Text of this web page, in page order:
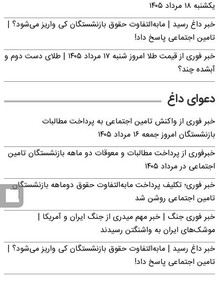
یکشنبه ۱۸ مرداد ۱۴۰۵
خبر داغ رسید | مابه‌التفاوت حقوق بازنشستگان کی واریز می‌شود؟ |
تامین اجتماعی پاسخ داد!
خبر فوری از قیمت طلا امروز شنبه ۱۷ مرداد ۱۴۰۵ | طلای دست دوم و
آبشده چند؟
دعوای داغ
خبر فوری از واکنش تامین اجتماعی به پرداخت مطالبات
بازنشستگان امروز جمعه ۱۶ مرداد ۱۴۰۵
خبرفوری از پرداخت مطالبات و معوقات دو ماهه بازنشستگان تامین
اجتماعی در مرداد ۱۴۰۵
خبر فوری؛ تکلیف پرداخت مابه‌التفاوت حقوق دوماهه بازنشستگان
تامین اجتماعی روشن شد
خبر فوری جنگ | خبر مهم میدری از جنگ ایران و آمریکا |
موشک‌های ایران به واشنگتن رسیدند
خبر داغ رسید | مابه‌التفاوت حقوق بازنشستگان کی واریز می‌شود؟ |
تامین اجتماعی پاسخ داد!